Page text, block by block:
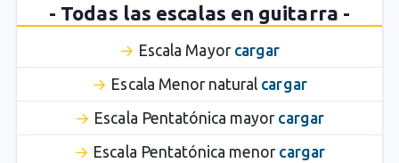
- Todas las escalas en guitarra -
Escala Mayor cargar
Escala Menor natural cargar
Escala Pentatónica mayor cargar
Escala Pentatónica menor cargar